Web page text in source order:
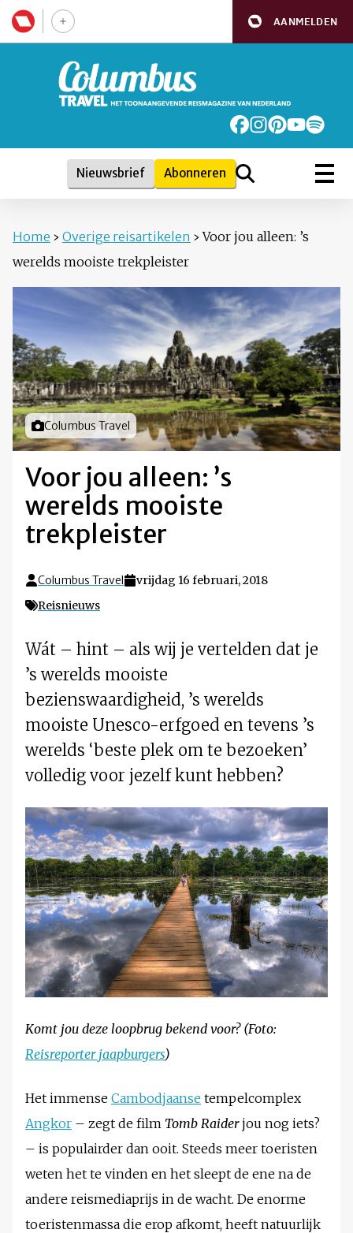
AANMELDEN
Nieuwsbrief Abonneren
Home › Overige reisartikelen › Voor jou alleen: ’s
werelds mooiste trekpleister
Foto door
Columbus Travel
Voor jou alleen: ’s
werelds mooiste
trekpleister
Columbus Travel
vrijdag 16 februari, 2018
Reisnieuws
Wát – hint – als wij je vertelden dat je
’s werelds mooiste
bezienswaardigheid, ’s werelds
mooiste Unesco-erfgoed en tevens ’s
werelds ‘beste plek om te bezoeken’
volledig voor jezelf kunt hebben?
Komt jou deze loopbrug bekend voor? (Foto:
Reisreporter jaapburgers)
Het immense Cambodjaanse tempelcomplex
Angkor – zegt de film Tomb Raiderjou nog iets?
– is populairder dan ooit. Steeds meer toeristen
weten het te vinden en het sleept de ene na de
andere reismediaprijs in de wacht. De enorme
toeristenmassa die erop afkomt, heeft natuurlijk